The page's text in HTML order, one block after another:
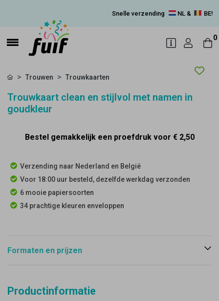
Snelle verzending NL & BE!
0
Trouwen Trouwkaarten
Trouwkaart clean en stijlvol met namen in
goudkleur
Bestel gemakkelijk een proefdruk voor € 2,50
Verzending naar Nederland en België
Voor 18:00 uur besteld, dezelfde werkdag verzonden
6 mooie papiersoorten
34 prachtige kleuren enveloppen
Formaten en prijzen
Productinformatie